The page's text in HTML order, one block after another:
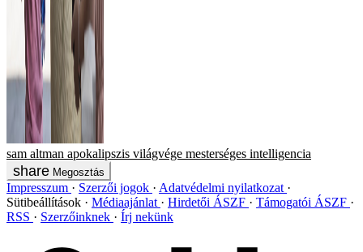
sam altman apokalipszis világvége mesterséges intelligencia
Megosztás
Impresszum Szerzői jogok
Adatvédelmi nyilatkozat
Sütibeállítások
Médiaajánlat Hirdetői ÁSZF
Támogatói ÁSZF
RSS
Szerzőinknek Írj nekünk